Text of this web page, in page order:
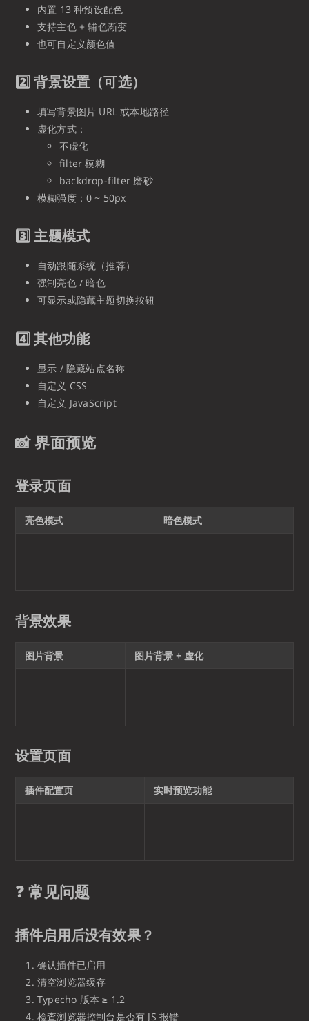
内置 13 种预设配色
支持主色 + 辅色渐变
也可自定义颜色值
2️⃣ 背景设置（可选）
填写背景图片 URL 或本地路径
虚化方式：
不虚化
filter 模糊
backdrop-filter 磨砂
模糊强度：0 ~ 50px
3️⃣ 主题模式
自动跟随系统（推荐）
强制亮色 / 暗色
可显示或隐藏主题切换按钮
4️⃣ 其他功能
显示 / 隐藏站点名称
自定义 CSS
自定义 JavaScript
📸 界面预览
登录页面
亮色模式 暗色模式
背景效果
图片背景 图片背景 + 虚化
设置页面
插件配置页 实时预览功能
❓ 常见问题
插件启用后没有效果？
确认插件已启用
清空浏览器缓存
Typecho 版本 ≥ 1.2
检查浏览器控制台是否有 JS 报错